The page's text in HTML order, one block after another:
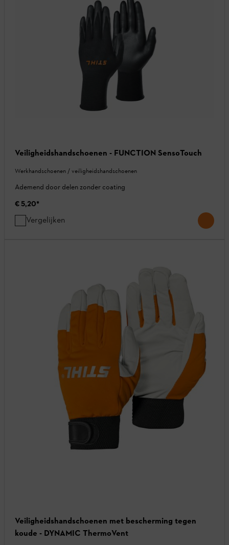
Veiligheidshandschoenen - FUNCTION SensoTouch
Werkhandschoenen / veiligheidshandschoenen
Ademend door delen zonder coating
€ 5,20*
Vergelijken
Veiligheidshandschoenen met bescherming tegen
koude - DYNAMIC ThermoVent